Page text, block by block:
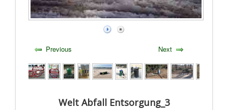
Previous Next
Welt Abfall Entsorgung_3